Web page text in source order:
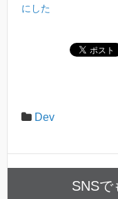
にした
Dev
SNSで